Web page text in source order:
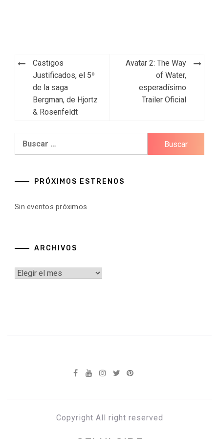
Navegación
entradas
Castigos
Justificados, el 5º
de la saga
Bergman, de Hjortz
& Rosenfeldt
Avatar 2: The Way
of Water,
esperadísimo
Trailer Oficial
PRÓXIMOS ESTRENOS
Sin eventos próximos
ARCHIVOS
Archivos
Copyright All right reserved